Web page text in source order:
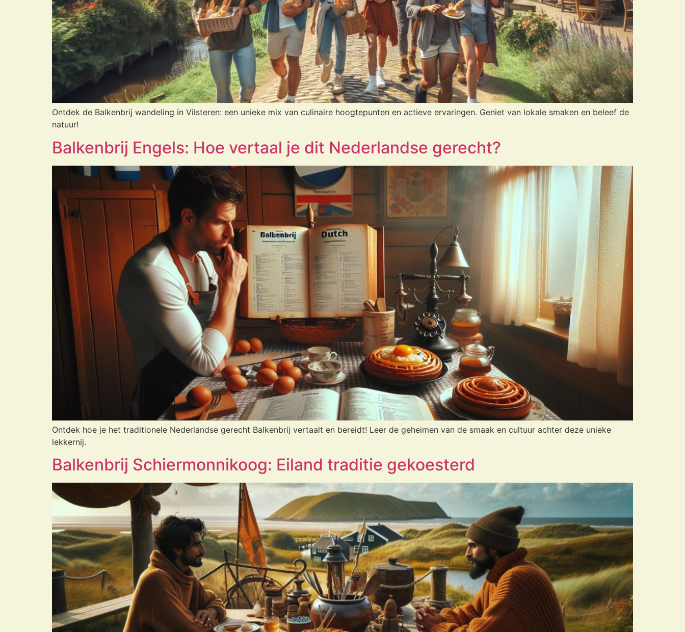
Ontdek de Balkenbrij wandeling in Vilsteren: een unieke mix van culinaire hoogtepunten en actieve ervaringen. Geniet van lokale smaken en beleef de
natuur!
Balkenbrij Engels: Hoe vertaal je dit Nederlandse gerecht?
Ontdek hoe je het traditionele Nederlandse gerecht Balkenbrij vertaalt en bereidt! Leer de geheimen van de smaak en cultuur achter deze unieke
lekkernij.
Balkenbrij Schiermonnikoog: Eiland traditie gekoesterd